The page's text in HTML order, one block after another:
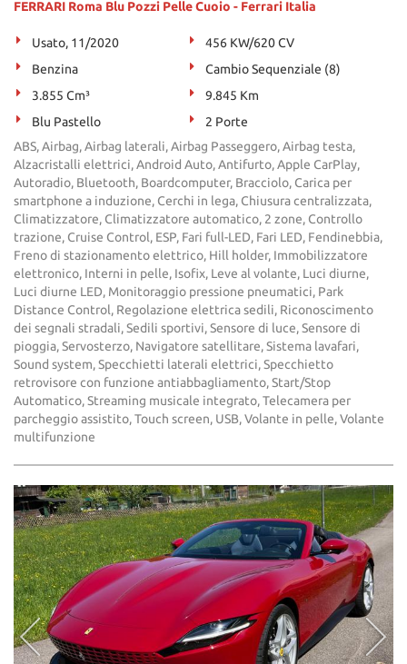
FERRARI Roma Blu Pozzi Pelle Cuoio - Ferrari Italia
Usato, 11/2020
456 KW/620 CV
Benzina
Cambio Sequenziale (8)
3.855 Cm³
9.845 Km
Blu Pastello
2 Porte
ABS, Airbag, Airbag laterali, Airbag Passeggero, Airbag testa,
Alzacristalli elettrici, Android Auto, Antifurto, Apple CarPlay,
Autoradio, Bluetooth, Boardcomputer, Bracciolo, Carica per
smartphone a induzione, Cerchi in lega, Chiusura centralizzata,
Climatizzatore, Climatizzatore automatico, 2 zone, Controllo
trazione, Cruise Control, ESP, Fari full-LED, Fari LED, Fendinebbia,
Freno di stazionamento elettrico, Hill holder, Immobilizzatore
elettronico, Interni in pelle, Isofix, Leve al volante, Luci diurne,
Luci diurne LED, Monitoraggio pressione pneumatici, Park
Distance Control, Regolazione elettrica sedili, Riconoscimento
dei segnali stradali, Sedili sportivi, Sensore di luce, Sensore di
pioggia, Servosterzo, Navigatore satellitare, Sistema lavafari,
Sound system, Specchietti laterali elettrici, Specchietto
retrovisore con funzione antiabbagliamento, Start/Stop
Automatico, Streaming musicale integrato, Telecamera per
parcheggio assistito, Touch screen, USB, Volante in pelle, Volante
multifunzione
Salva
impostazioni